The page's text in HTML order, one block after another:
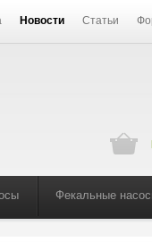
Новости Статьи
Фекальные